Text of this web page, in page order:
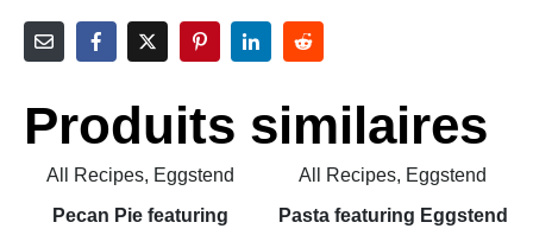
Produits similaires
All Recipes, Eggstend
Pecan Pie featuring
All Recipes, Eggstend
Pasta featuring Eggstend